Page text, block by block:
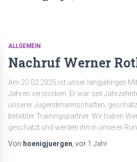
ALLGEMEIN
Nachruf Werner
Am 20.02.2025 ist unser langjähriges
Jahren verstorben. Er war seit
unserer Jugendmannschaften,
beliebter Trainingspartner. Wir haben
geschätzt und werden ihn in unserer
Von hoenigjuergen , vor 1 Jahr